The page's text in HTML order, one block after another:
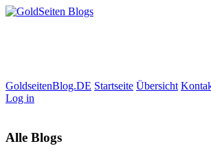
GoldseitenBlog.DE Startseite Übersicht
Log in
Alle Blogs